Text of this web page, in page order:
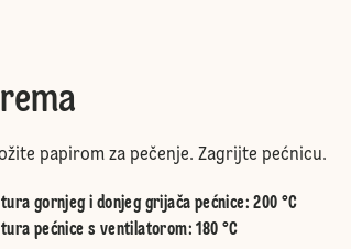
papirom za pečenje. Zagrijte pećnicu.
gornjeg i donjeg grijača pećnice: 200 °C
pećnice s ventilatorom: 180 °C